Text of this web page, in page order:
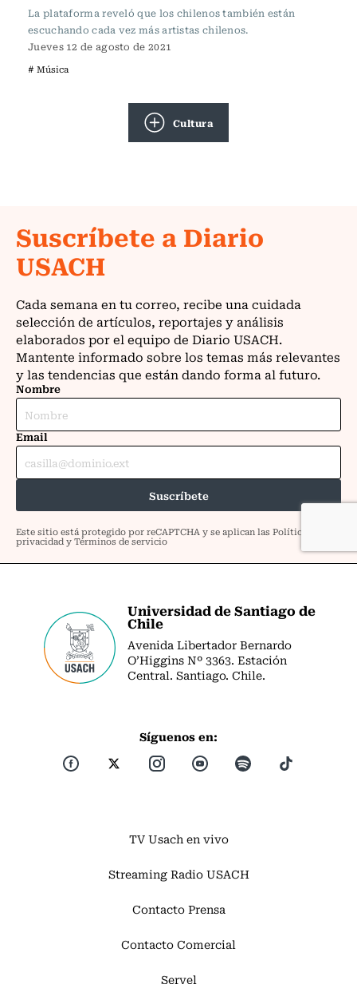
La plataforma reveló que los chilenos también están
escuchando cada vez más artistas chilenos.
Jueves 12 de agosto de 2021
# Música
Cultura
Universidad de Santiago de
Chile
Avenida Libertador Bernardo
O’Higgins Nº 3363. Estación
Central. Santiago. Chile.
Síguenos en:
TV Usach en vivo
Streaming Radio USACH
Contacto Prensa
Contacto Comercial
Servel